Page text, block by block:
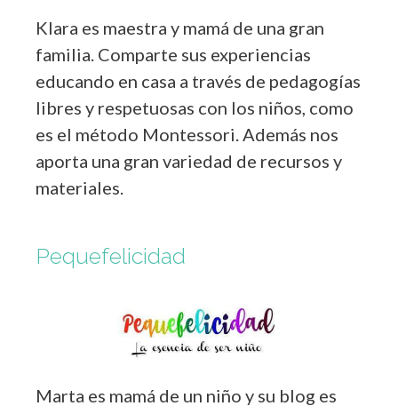
Klara es maestra y mamá de una gran
familia. Comparte sus experiencias
educando en casa a través de pedagogías
libres y respetuosas con los niños, como
es el método Montessori. Además nos
aporta una gran variedad de recursos y
materiales.
Pequefelicidad
Marta es mamá de un niño y su blog es